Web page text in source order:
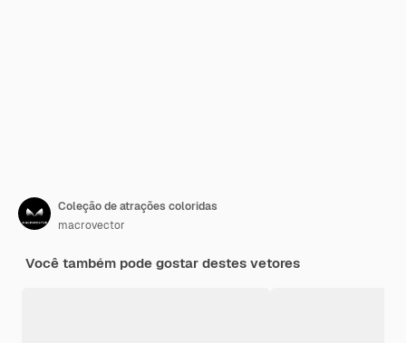
Coleção de atrações coloridas
macrovector
Você também pode gostar destes vetores